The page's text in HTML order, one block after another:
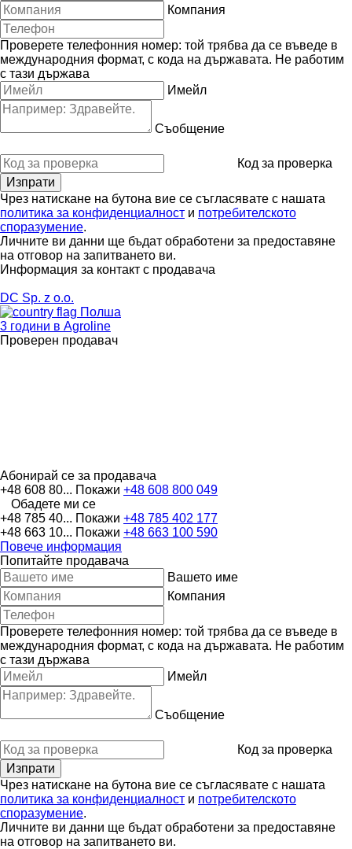
Компания
Проверете телефонния номер: той трябва да се въведе в
международния формат, с кода на държавата. Не работим
с тази държава
Имейл
Съобщение
Код за проверка
Чрез натискане на бутона вие се съгласявате с нашата
политика за конфиденциалност и потребителското
споразумение.
Личните ви данни ще бъдат обработени за предоставяне
на отговор на запитването ви.
Информация за контакт с продавача
DC Sp. z o.o.
Полша
3 години в Agroline
Проверен продавач
Абонирай се за продавача
+48 608 80... Покажи +48 608 800 049
Обадете ми се
+48 785 40... Покажи +48 785 402 177
+48 663 10... Покажи +48 663 100 590
Повече информация
Попитайте продавача
Вашето име
Компания
Проверете телефонния номер: той трябва да се въведе в
международния формат, с кода на държавата. Не работим
с тази държава
Имейл
Съобщение
Код за проверка
Чрез натискане на бутона вие се съгласявате с нашата
политика за конфиденциалност и потребителското
споразумение.
Личните ви данни ще бъдат обработени за предоставяне
на отговор на запитването ви.